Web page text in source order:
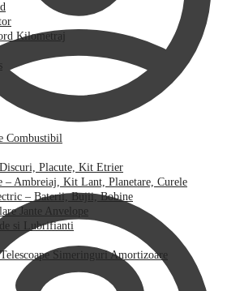
Kilometraj
Combustibil
Placute, Kit Etrier
– Ambreiaj, Kit Lant, Planetare, Curele
– Baterii, Bujii, Bobine
Jante Anvelope
si Lubrifianti
Simeringuri Amortizoare